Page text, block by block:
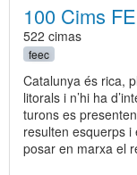
100 Cims
522 cimas
feec
Catalunya és rica,
litorals i n’hi ha
turons es
resulten esquerps i
posar en marxa el